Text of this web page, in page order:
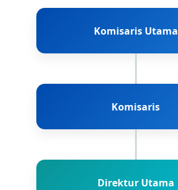
Komisaris Utama
Komisaris
Direktur Utama